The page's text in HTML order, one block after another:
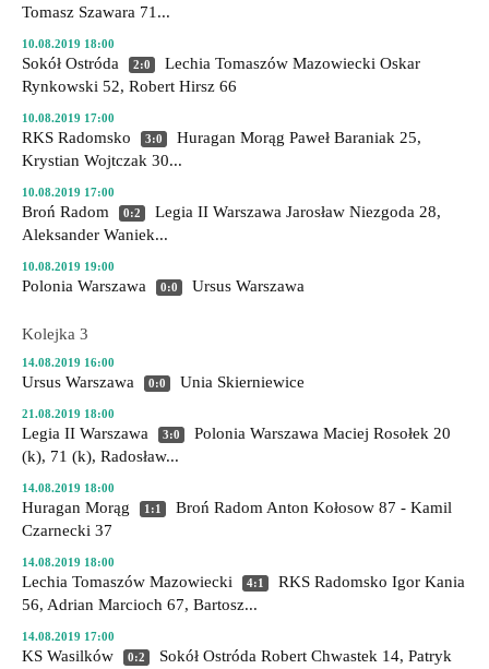
Tomasz Szawara 71...
10.08.2019 18:00
Sokół Ostróda 2:0 Lechia Tomaszów Mazowiecki Oskar
Rynkowski 52, Robert Hirsz 66
10.08.2019 17:00
RKS Radomsko 3:0 Huragan Morąg Paweł Baraniak 25,
Krystian Wojtczak 30...
10.08.2019 17:00
Broń Radom 0:2 Legia II Warszawa Jarosław Niezgoda 28,
Aleksander Waniek...
10.08.2019 19:00
Polonia Warszawa 0:0 Ursus Warszawa
Kolejka 3
14.08.2019 16:00
Ursus Warszawa 0:0 Unia Skierniewice
21.08.2019 18:00
Legia II Warszawa 3:0 Polonia Warszawa Maciej Rosołek 20
(k), 71 (k), Radosław...
14.08.2019 18:00
Huragan Morąg 1:1 Broń Radom Anton Kołosow 87 - Kamil
Czarnecki 37
14.08.2019 18:00
Lechia Tomaszów Mazowiecki 4:1 RKS Radomsko Igor Kania
56, Adrian Marcioch 67, Bartosz...
14.08.2019 17:00
KS Wasilków 0:2 Sokół Ostróda Robert Chwastek 14, Patryk